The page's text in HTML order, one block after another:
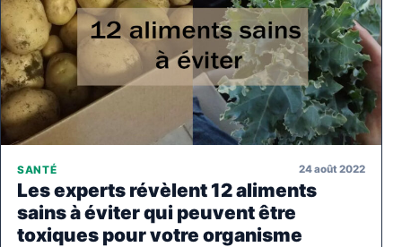
SANTÉ 24 août 2022
Les experts révèlent 12 aliments
sains à éviter qui peuvent être
toxiques pour votre organisme